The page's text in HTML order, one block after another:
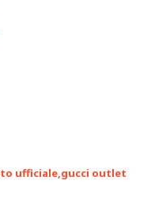
ufficiale,gucci outlet